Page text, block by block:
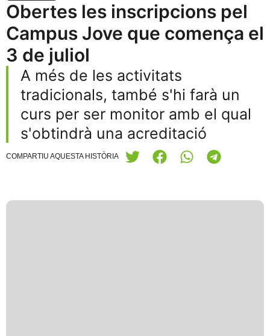
Obertes les inscripcions pel
Campus Jove que comença el
3 de juliol
A més de les activitats
tradicionals, també s'hi farà un
curs per ser monitor amb el qual
s'obtindrà una acreditació
COMPARTIU AQUESTA HISTÒRIA